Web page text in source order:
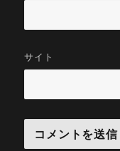
サイト